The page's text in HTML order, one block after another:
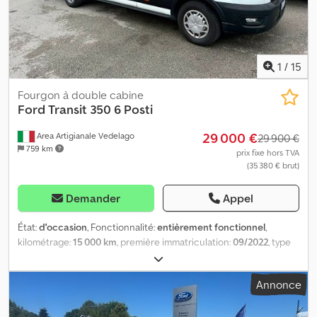
1 / 15
Area Artigianale Vedelago
759 km
Fourgon à double cabine
Ford Transit 350 6 Posti
29 000 €29 900 €
prix fixe hors TVA
(35 380 € brut)
Demander Appel
État:d'occasion, Fonctionnalité:entièrement fonctionnel,
kilométrage:15 000 km, première immatriculation:09/2022, type
, poids maximal de charge:
3 500 kg, configuration d'essieux:4x2, carburant:diesel, efficacité
, type d'engrenage: mécanique,
nombre de vitesses:6, classe d'émission:Euro 6 , suspension: acier,
Annonce